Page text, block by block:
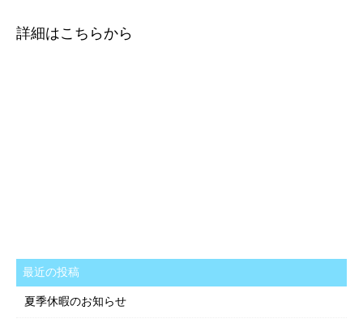
詳細はこちらから
最近の投稿
夏季休暇のお知らせ